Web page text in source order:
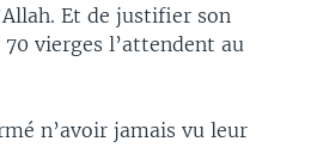
Et de justifier son
vierges l’attendent au
n’avoir jamais vu leur